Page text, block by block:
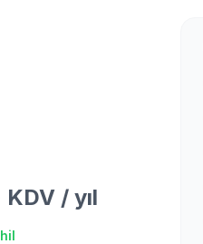
KDV / yıl